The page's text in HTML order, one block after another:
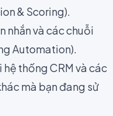
& Scoring).
nhắn và các chuỗi
Automation).
hệ thống CRM và các
mà bạn đang sử